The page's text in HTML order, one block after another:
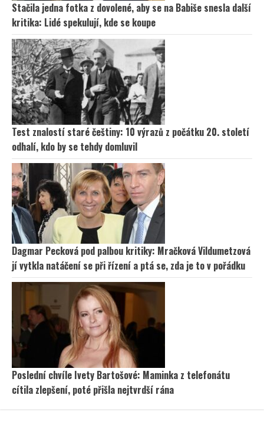
Stačila jedna fotka z dovolené, aby se na Babiše snesla další
kritika: Lidé spekulují, kde se koupe
Test znalostí staré češtiny: 10 výrazů z počátku 20. století
odhalí, kdo by se tehdy domluvil
Dagmar Pecková pod palbou kritiky: Mračková Vildumetzová
jí vytkla natáčení se při řízení a ptá se, zda je to v pořádku
Poslední chvíle Ivety Bartošové: Maminka z telefonátu
cítila zlepšení, poté přišla nejtvrdší rána